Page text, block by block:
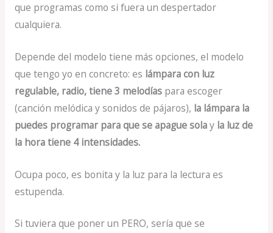
que programas como si fuera un despertador
cualquiera.
Depende del modelo tiene más opciones, el modelo
que tengo yo en concreto: es lámpara con luz
regulable, radio, tiene 3 melodías para escoger
(canción melódica y sonidos de pájaros), la lámpara la
puedes programar para que se apague solayla luz de
la hora tiene 4 intensidades.
Ocupa poco, es bonita y la luz para la lectura es
estupenda.
Si tuviera que poner un PERO, sería que se